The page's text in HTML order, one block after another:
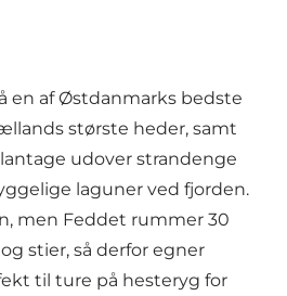
en af Østdanmarks bedste
største heder, samt
udover strandenge
laguner ved fjorden.
men Feddet rummer 30
stier, så derfor egner
til ture på hesteryg for